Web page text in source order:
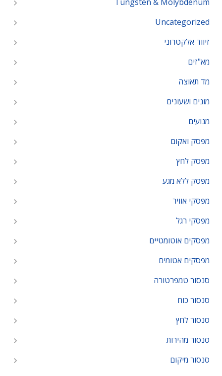
Uncategorized
זיווד אלקטרוני
מא"זים
מד תאוצה
מונים ושעונים
מנועים
מפסק ואקום
מפסק לחץ
מפסק ללא מגע
מפסקי אוויר
מפסקי רגל
מפסקים אוטומטיים
מפסקים אטומים
סנסור טמפרטורה
סנסור כוח
סנסור לחץ
סנסור מהירות
סנסור מיקום